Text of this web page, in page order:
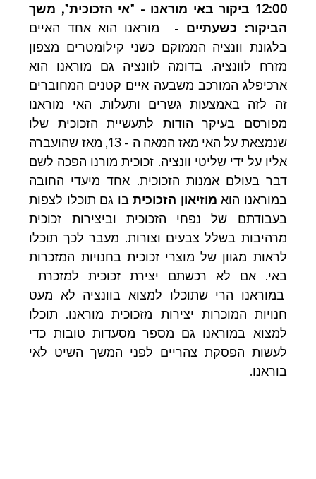
12:00
ביקור באי מוראנו - "אי הזכוכית", משך
הביקור: כשעתיים
מזרח לוונציה. בדומה לוונציה גם מוראנו הוא
במוראנו הוא מוזיאון הזכוכית
בו גם תוכלו לצפות
בעבודתם של נפחי הזכוכית וביצירות זכוכית
לראות מגוון של מוצרי זכוכית בחנויות המזכרות
בוראנו.